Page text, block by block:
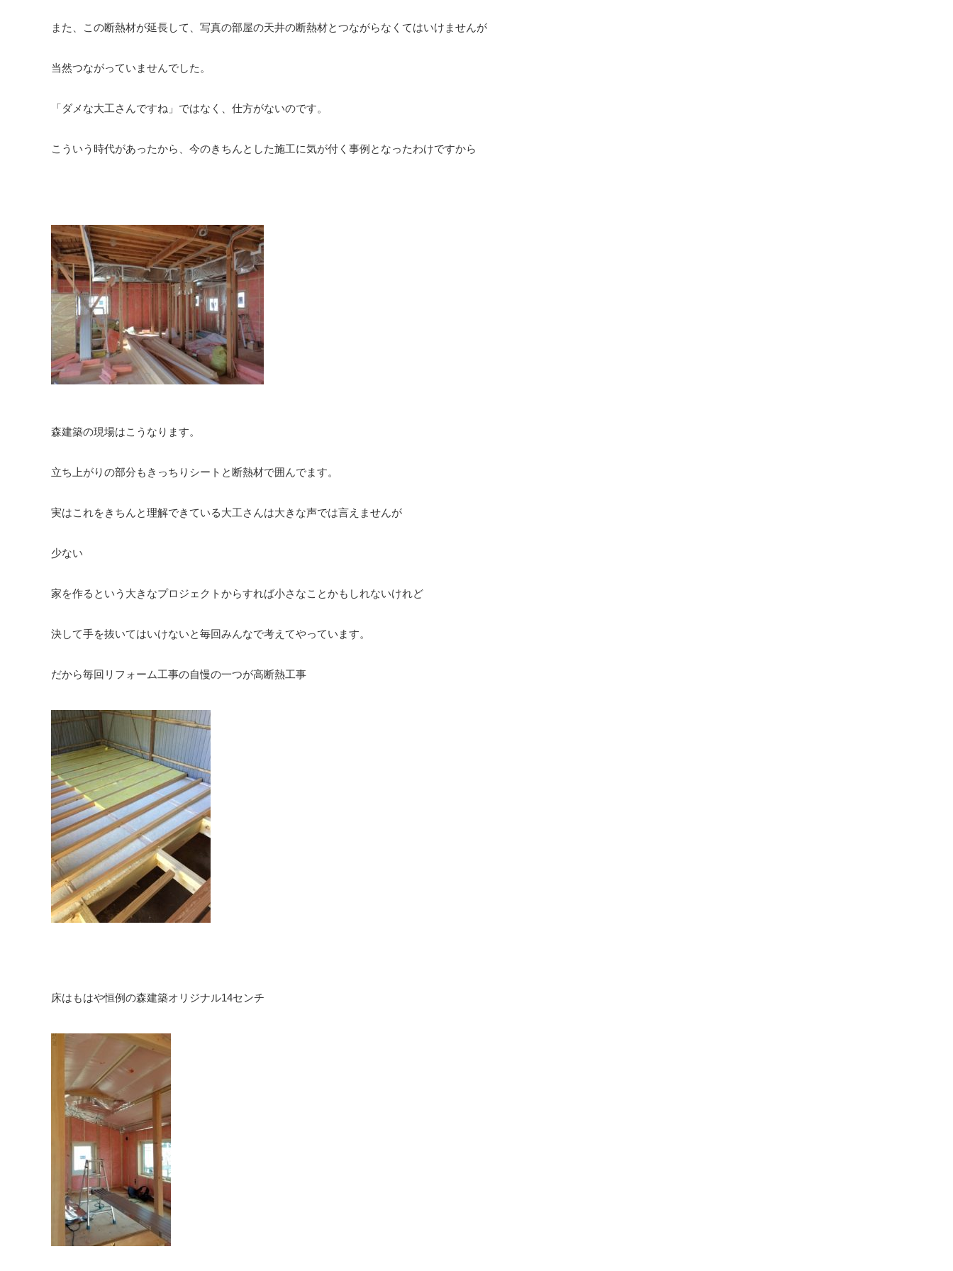
また、この断熱材が延長して、写真の部屋の天井の断熱材とつながらなくてはいけませんが
当然つながっていませんでした。
「ダメな大工さんですね」ではなく、仕方がないのです。
こういう時代があったから、今のきちんとした施工に気が付く事例となったわけですから
森建築の現場はこうなります。
立ち上がりの部分もきっちりシートと断熱材で囲んでます。
実はこれをきちんと理解できている大工さんは大きな声では言えませんが
少ない
家を作るという大きなプロジェクトからすれば小さなことかもしれないけれど
決して手を抜いてはいけないと毎回みんなで考えてやっています。
だから毎回リフォーム工事の自慢の一つが高断熱工事
床はもはや恒例の森建築オリジナル14センチ